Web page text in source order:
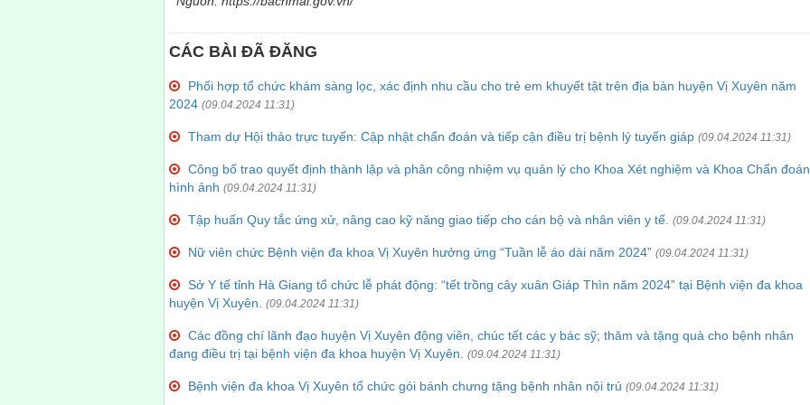
CÁC BÀI ĐÃ ĐĂNG
Phối hợp tổ chức khám sàng lọc, xác định nhu cầu cho trẻ em khuyết tật trên địa bàn huyện Vị Xuyên năm
2024 (09.04.2024 11:31)
Tham dự Hội thảo trực tuyến: Cập nhật chẩn đoán và tiếp cận điều trị bệnh lý tuyến giáp (09.04.2024 11:31)
Công bố trao quyết định thành lập và phân công nhiệm vụ quản lý cho Khoa Xét nghiệm và Khoa Chẩn đoán
hình ảnh (09.04.2024 11:31)
Tập huấn Quy tắc ứng xử, nâng cao kỹ năng giao tiếp cho cán bộ và nhân viên y tế. (09.04.2024 11:31)
Nữ viên chức Bệnh viện đa khoa Vị Xuyên hưởng ứng “Tuần lễ áo dài năm 2024” (09.04.2024 11:31)
Sở Y tế tỉnh Hà Giang tổ chức lễ phát động: “tết trồng cây xuân Giáp Thìn năm 2024” tại Bệnh viện đa khoa
huyện Vị Xuyên.
(09.04.2024 11:31)
Các đồng chí lãnh đạo huyện Vị Xuyên động viên, chúc tết các y bác sỹ; thăm và tặng quà cho bệnh nhân
đang điều trị tại bệnh viện đa khoa huyện Vị Xuyên.
(09.04.2024 11:31)
Bệnh viện đa khoa Vị Xuyên tổ chức gói bánh chưng tặng bệnh nhân nội trú (09.04.2024 11:31)